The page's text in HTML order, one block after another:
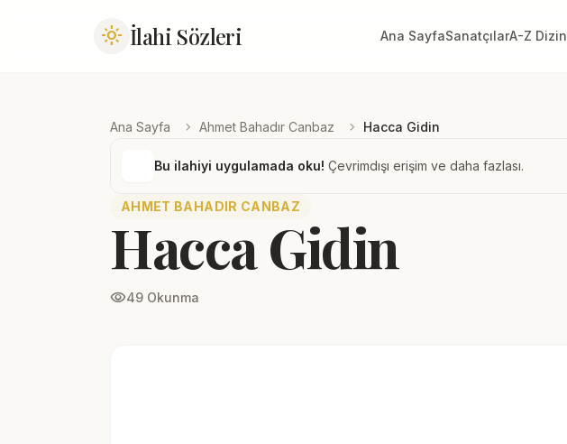
light_mode İlahi Sözleri Ana SayfaSanatçılarA-Z Dizin
Ana Sayfa chevron_right Ahmet Bahadır Canbaz chevron_right Hacca Gidin
Bu ilahiyi uygulamada oku! Çevrimdışı erişim ve daha fazlası.
AHMET BAHADIR CANBAZ
Hacca Gidin
visibility49 Okunma